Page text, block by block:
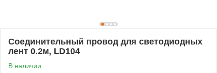
Соединительный провод для светодиодных
лент 0.2м, LD104
В наличии